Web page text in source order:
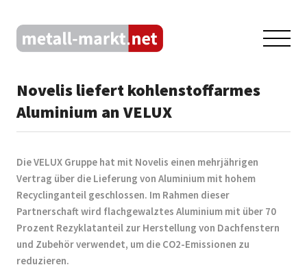
Novelis liefert kohlenstoffarmes
Aluminium an VELUX
Die VELUX Gruppe hat mit Novelis einen mehrjährigen
Vertrag über die Lieferung von Aluminium mit hohem
Recyclinganteil geschlossen. Im Rahmen dieser
Partnerschaft wird flachgewalztes Aluminium mit über 70
Prozent Rezyklatanteil zur Herstellung von Dachfenstern
und Zubehör verwendet, um die CO2-Emissionen zu
reduzieren.